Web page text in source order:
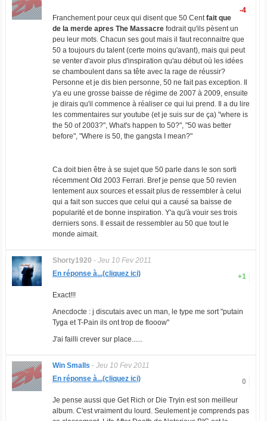
-4
Franchement pour ceux qui disent que 50 Centfait que
de la merde apres The Massacrefodrait qu'ils pèsent un
peu leur mots. Chacun ses gout mais il faut reconnaitre que
50 a toujours du talent (certe moins qu'avant), mais qui peut
se venter d'avoir plus d'inspiration qu'au début où les idées
se chamboulent dans sa tête avec la rage de réussir?
Personne et je dis bien personne, 50 ne fait pas exception. Il
y'a eu une grosse baisse de régime de 2007 à 2009, ensuite
je dirais qu'il commence à réaliser ce qui lui prend. Il a du lire
les commentaires sur youtube (et je suis sur de ça) "where is
the 50 of 2003?", What's happen to 50?", "50 was better
before", "Where is 50, the gangsta I mean?"
Ca doit bien être à se sujet que 50 parle dans le son sorti
récemment Old 2003 Ferrari. Bref je pense que 50 revien
lentement aux sources et essait plus de ressembler à celui
qui a fait son succes que celui qui a causé sa baisse de
popularité et de bonne inspiration. Y'a qu'à vouir ses trois
derniers sons. Il essait de ressembler au 50 que tout le
monde aimait.
Shorty1920 - Jeu 10 Fev 2011
+1
En réponse à...(cliquez ici)
Exact!!!
Anecdocte : j discutais avec un man, le type me sort "putain
Tyga et T-Pain ils ont trop de flooow"
J'ai failli crever sur place......
Win Smalls - Jeu 10 Fev 2011
0
En réponse à...(cliquez ici)
Je pense aussi que Get Rich or Die Tryin est son meilleur
album. C'est vraiment du lourd. Seulement je comprends pas